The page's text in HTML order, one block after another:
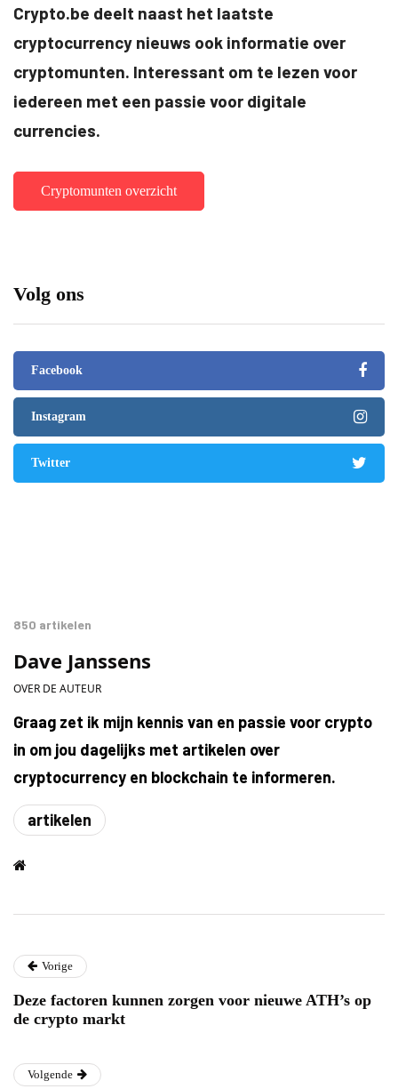
Crypto.be deelt naast het laatste
cryptocurrency nieuws ook informatie over
cryptomunten. Interessant om te lezen voor
iedereen met een passie voor digitale
currencies.
Cryptomunten overzicht
Volg ons
Facebook
Instagram
Twitter
850 artikelen
Dave Janssens
OVER DE AUTEUR
Graag zet ik mijn kennis van en passie voor crypto
in om jou dagelijks met artikelen over
cryptocurrency en blockchain te informeren.
artikelen
Vorige
Deze factoren kunnen zorgen voor nieuwe ATH’s op
de crypto markt
Volgende